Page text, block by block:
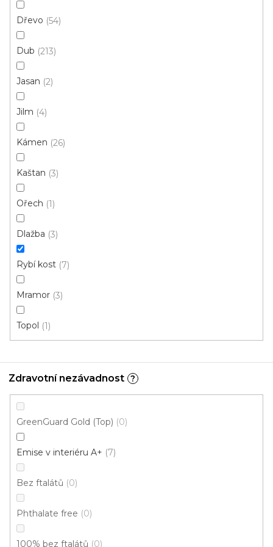
Dřevo 54
Dub 213
Jasan 2
Jilm 4
Kámen 26
Kaštan 3
Ořech 1
Dlažba 3
Rybí kost 7
Mramor 3
Topol 1
Zdravotní nezávadnost ?
GreenGuard Gold (Top) 0
Emise v interiéru A+ 7
Bez ftalátů 0
Phthalate free 0
100% bez ftalátů 0
Vinylová podlaha MODULEO ROOTS 55 Glyde Oak
22246
od
Fix Large D (lepená)
Cenový hit
Vinylová podlaha MODULEO ROOTS 55 EIR
Galtymore Oak 86339
749 Kč
Měrná
od 233,62 Kč / 1 m2